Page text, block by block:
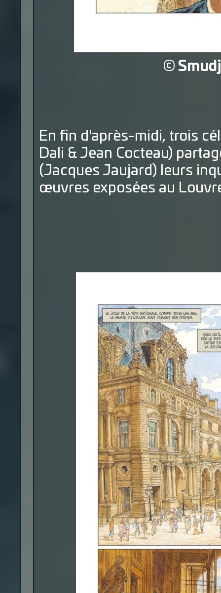
©
En fin d'après-midi, trois
Dali & Jean Cocteau)
(Jacques Jaujard) leurs
œuvres exposées au